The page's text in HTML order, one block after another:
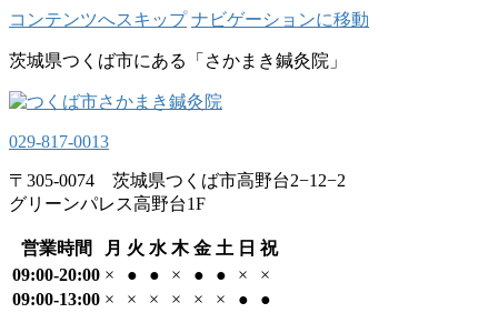
コンテンツへスキップ ナビゲーションに移動
茨城県つくば市にある「さかまき鍼灸院」
029-817-0013
〒305-0074 茨城県つくば市高野台2−12−2
グリーンパレス高野台1F
営業時間 月 火 水 木 金 土 日 祝
09:00-20:00 × ● ● × ● ● ×
×
09:00-13:00 × × × × × × ● ●